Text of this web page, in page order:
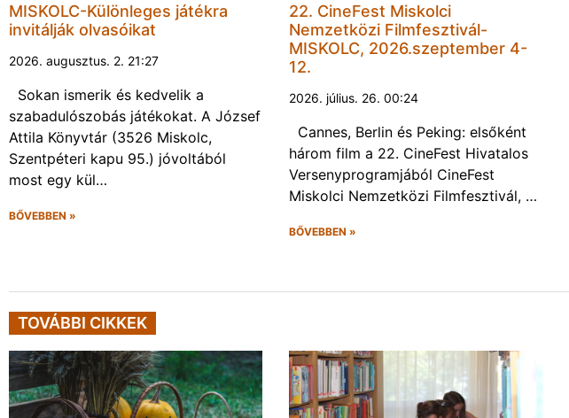
MISKOLC-Különleges játékra
invitálják olvasóikat
2026. augusztus. 2. 21:27
Sokan ismerik és kedvelik a
szabadulószobás játékokat. A József
Attila Könyvtár (3526 Miskolc,
Szentpéteri kapu 95.) jóvoltából
most egy kül…
BŐVEBBEN »
22. CineFest Miskolci
Nemzetközi Filmfesztivál-
MISKOLC, 2026.szeptember 4-
12.
2026. július. 26. 00:24
Cannes, Berlin és Peking: elsőként
három film a 22. CineFest Hivatalos
Versenyprogramjából CineFest
Miskolci Nemzetközi Filmfesztivál, …
BŐVEBBEN »
TOVÁBBI CIKKEK